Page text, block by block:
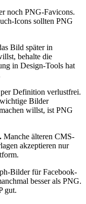
noch PNG-Favicons.
Icons sollten PNG
Bild später in
behalte die
in Design-Tools hat
Definition verlustfrei.
Bilder
willst, ist PNG
Manche älteren CMS-
akzeptieren nur
Bilder für Facebook-
besser als PNG.
gut.